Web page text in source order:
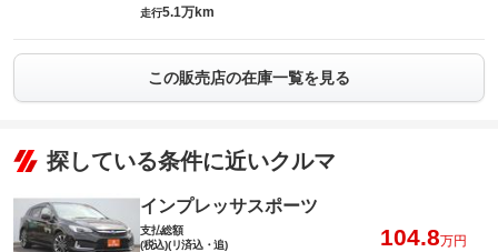
走行5.1万km
この販売店の在庫一覧を見る
探している条件に近いクルマ
インプレッサスポーツ
支払総額
(税込)(リ済込・追)
104.8万円